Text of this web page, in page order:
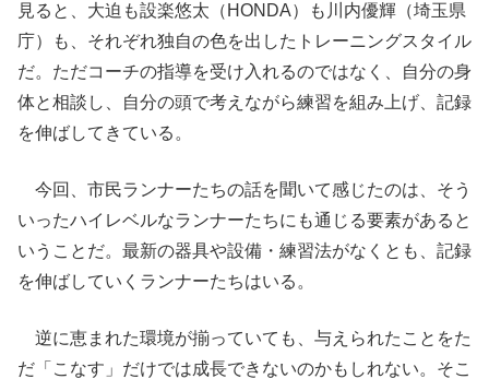
見ると、大迫も設楽悠太（HONDA）も川内優輝（埼玉県
庁）も、それぞれ独自の色を出したトレーニングスタイル
だ。ただコーチの指導を受け入れるのではなく、自分の身
体と相談し、自分の頭で考えながら練習を組み上げ、記録
を伸ばしてきている。
今回、市民ランナーたちの話を聞いて感じたのは、そう
いったハイレベルなランナーたちにも通じる要素があると
いうことだ。最新の器具や設備・練習法がなくとも、記録
を伸ばしていくランナーたちはいる。
逆に恵まれた環境が揃っていても、与えられたことをた
だ「こなす」だけでは成長できないのかもしれない。そこ